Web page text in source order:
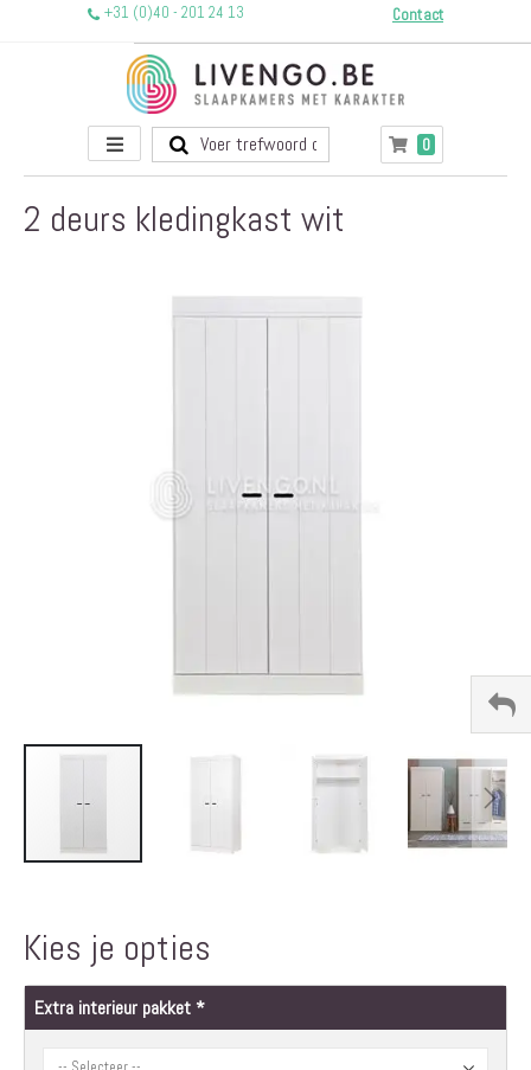
+31 (0)40 - 201 24 13 Contact
Toggle
Nav
Winkelwagen
0producten
2 deurs kledingkast wit
begin
de
Kies je opties
Extra interieur pakket